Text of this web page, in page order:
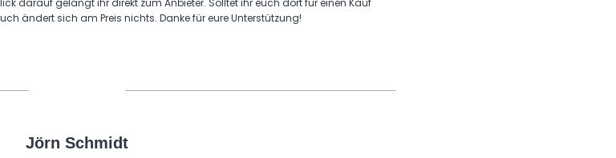
darauf gelangt ihr direkt zum Anbieter. Solltet ihr euch dort für einen Kauf
ändert sich am Preis nichts. Danke für eure Unterstützung!
Jörn Schmidt